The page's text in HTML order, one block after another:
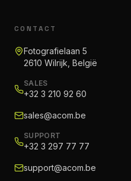
CONTACT
Fotografielaan 5
2610 Wilrijk, België
SALES
+32 3 210 92 60
sales@acom.be
SUPPORT
+32 3 297 77 77
support@acom.be